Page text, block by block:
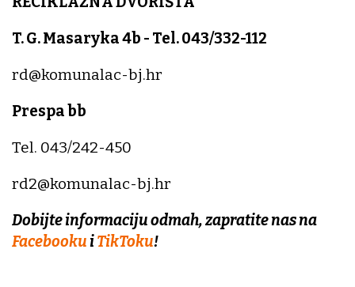
T. G. Masaryka 4b - Tel. 043/332-112
rd@komunalac-bj.hr
Prespa bb
Tel. 043/242-450
rd2@komunalac-bj.hr
Dobijte informaciju odmah, zapratite nas na
FacebookuiTikToku!